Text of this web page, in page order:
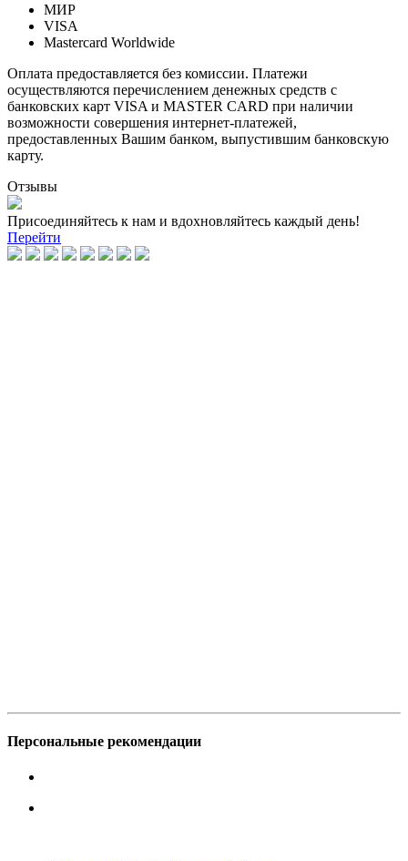
МИР
VISA
Mastercard Worldwide
Оплата предоставляется без комиссии. Платежи
осуществляются перечислением денежных средств с
банковских карт VISA и MASTER CARD при наличии
возможности совершения интернет-платежей,
предоставленных Вашим банком, выпустившим банковскую
карту.
Отзывы
Присоединяйтесь к нам и вдохновляйтесь каждый день!
Перейти
Персональные рекомендации